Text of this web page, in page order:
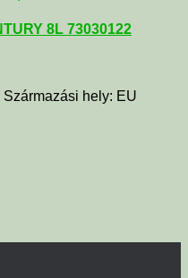
8L 73030122
hely: EU